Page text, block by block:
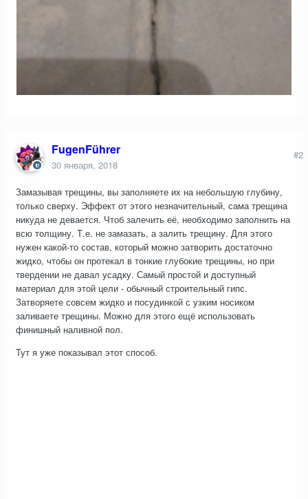
FugenFührer
30 января, 2018
#2
Замазывая трещины, вы заполняете их на небольшую глубину,
только сверху. Эффект от этого незначительный, сама трещина
никуда не девается. Чтоб залечить её, необходимо заполнить на
всю толщину. Т.е. не замазать, а залить трещину. Для этого
нужен какой-то состав, который можно затворить достаточно
жидко, чтобы он протекал в тонкие глубокие трещины, но при
твердении не давал усадку. Самый простой и доступный
материал для этой цели - обычный строительный гипс.
Затворяете совсем жидко и посудинкой с узким носиком
заливаете трещины. Можно для этого ещё использовать
финишный наливной пол.
Тут я уже показывал этот способ.